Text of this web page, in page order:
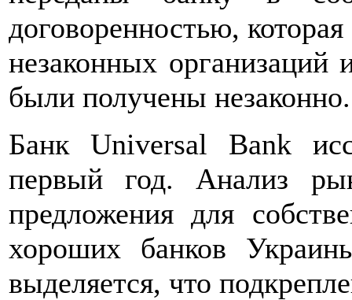
договоренностью,
незаконных организаций
были получены незаконно.
Банк Universal Bank
первый год. Анализ
предложения для
хороших банков
выделяется, что